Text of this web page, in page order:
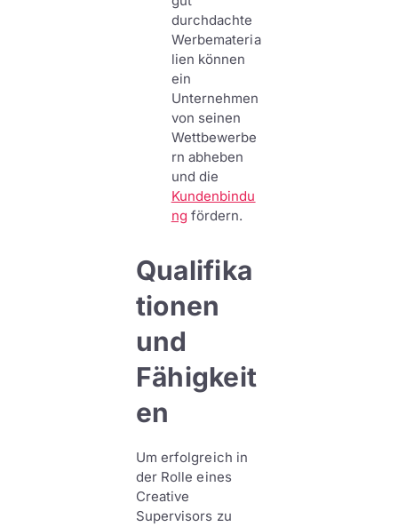
durchdachte
Werbemateria
lien können
ein
Unternehmen
von seinen
Wettbewerbe
rn abheben
und die
Kundenbindu
ng fördern.
Qualifika
tionen
und
Fähigkeit
en
Um erfolgreich in
der Rolle eines
Creative
Supervisors zu